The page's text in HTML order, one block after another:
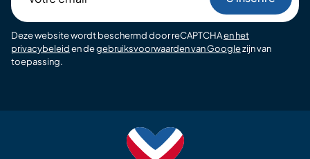
email
Deze website wordt beschermd door reCAPTCHAen het
privacybeleiden degebruiksvoorwaarden van Googlezijn van
toepassing.